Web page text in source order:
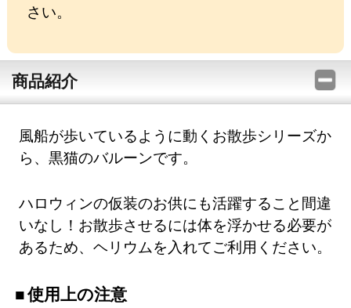
さい。
商品紹介
風船が歩いているように動くお散歩シリーズか
ら、黒猫のバルーンです。
ハロウィンの仮装のお供にも活躍すること間違
いなし！お散歩させるには体を浮かせる必要が
あるため、ヘリウムを入れてご利用ください。
使用上の注意